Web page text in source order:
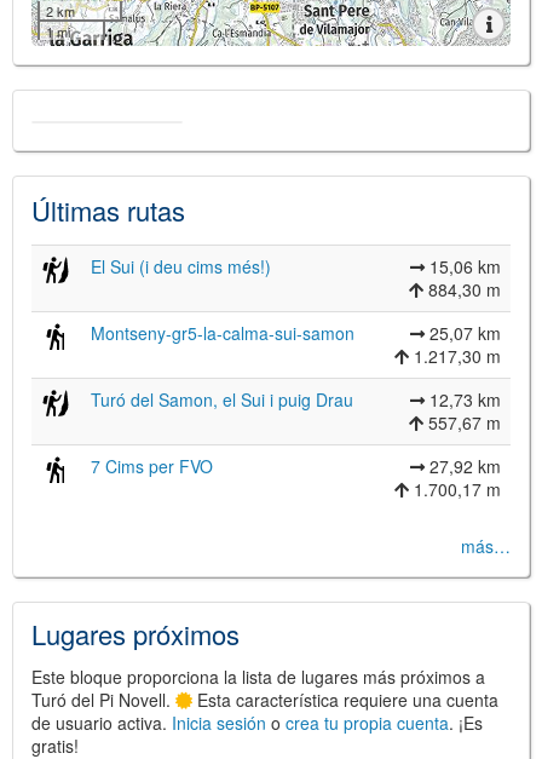
2 km
1 mi
©Institut Cartogràfic i Geològic de
Catalunya
Últimas rutas
El Sui (i deu cims més!)
15,06 km
884,30 m
Montseny-gr5-la-calma-sui-samon
25,07 km
1.217,30 m
Turó del Samon, el Sui i puig Drau
12,73 km
557,67 m
7 Cims per FVO
27,92 km
1.700,17 m
más…
Lugares próximos
Este bloque proporciona la lista de lugares más próximos a
Turó del Pi Novell.
Esta característica requiere una cuenta
de usuario activa. Inicia sesión o crea tu propia cuenta. ¡Es
gratis!